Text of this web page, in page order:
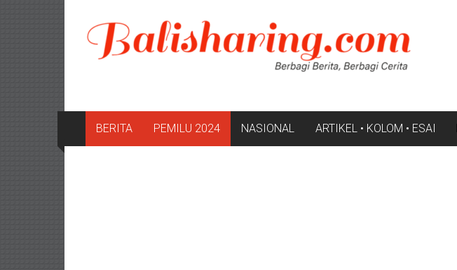
konten
BERITA PEMILU 2024 NASIONAL ARTIKEL • KOLOM • ESAI